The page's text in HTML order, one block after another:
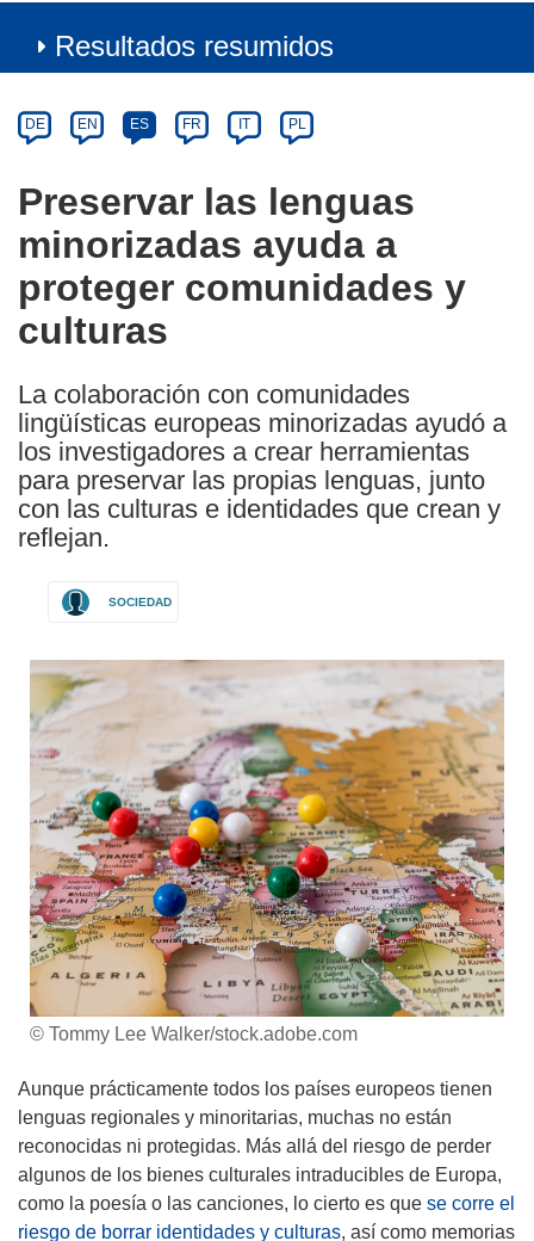
Resultados resumidos
Category
Article
available
the
following
languages:
DE EN ES FR IT PL
Preservar las lenguas
minorizadas ayuda a
proteger comunidades y
culturas
La colaboración con comunidades
lingüísticas europeas minorizadas ayudó a
los investigadores a crear herramientas
para preservar las propias lenguas, junto
con las culturas e identidades que crean y
reflejan.
SOCIEDAD
© Tommy Lee Walker/stock.adobe.com
Aunque prácticamente todos los países europeos tienen
lenguas regionales y minoritarias, muchas no están
reconocidas ni protegidas. Más allá del riesgo de perder
algunos de los bienes culturales intraducibles de Europa,
como la poesía o las canciones, lo cierto es que se corre el
riesgo de borrar identidades y culturas, así como memorias